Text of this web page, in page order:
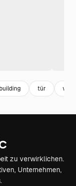
building tür
zu verwirklichen.
Unternehmen,